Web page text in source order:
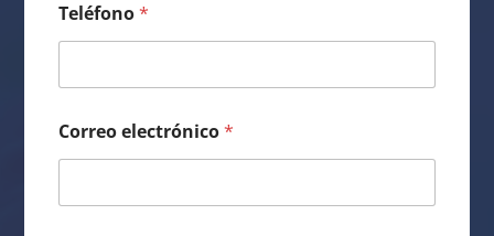
Teléfono*
Correo electrónico*